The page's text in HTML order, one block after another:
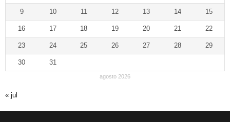
agosto 2026
9 10 11 12 13 14 15
16 17 18 19 20 21 22
23 24 25 26 27 28 29
30 31
« jul